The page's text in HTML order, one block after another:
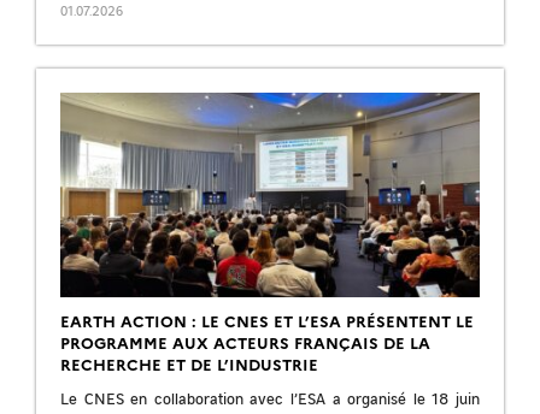
01.07.2026
EARTH ACTION : LE CNES ET L’ESA PRÉSENTENT LE
PROGRAMME AUX ACTEURS FRANÇAIS DE LA
RECHERCHE ET DE L’INDUSTRIE
Le CNES en collaboration avec l’ESA a organisé le 18 juin